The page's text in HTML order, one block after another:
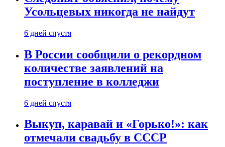
Усольцевых никогда не найдут
6 дней спустя
В России сообщили о рекордном
количестве заявлений на
поступление в колледжи
6 дней спустя
Выкуп, каравай и «Горько!»: как
отмечали свадьбу в СССР